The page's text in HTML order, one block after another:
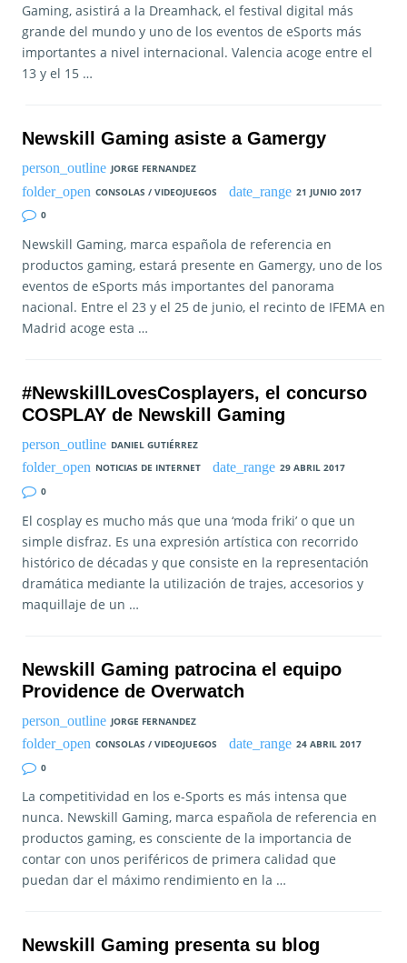
Gaming, asistirá a la Dreamhack, el festival digital más
grande del mundo y uno de los eventos de eSports más
importantes a nivel internacional. Valencia acoge entre el
13 y el 15 …
Newskill Gaming asiste a Gamergy
JORGE FERNANDEZ
CONSOLAS / VIDEOJUEGOS
21 JUNIO 2017
0
Newskill Gaming, marca española de referencia en
productos gaming, estará presente en Gamergy, uno de los
eventos de eSports más importantes del panorama
nacional. Entre el 23 y el 25 de junio, el recinto de IFEMA en
Madrid acoge esta …
#NewskillLovesCosplayers, el concurso
COSPLAY de Newskill Gaming
DANIEL GUTIÉRREZ
NOTICIAS DE INTERNET
29 ABRIL 2017
0
El cosplay es mucho más que una ‘moda friki’ o que un
simple disfraz. Es una expresión artística con recorrido
histórico de décadas y que consiste en la representación
dramática mediante la utilización de trajes, accesorios y
maquillaje de un …
Newskill Gaming patrocina el equipo
Providence de Overwatch
JORGE FERNANDEZ
CONSOLAS / VIDEOJUEGOS
24 ABRIL 2017
0
La competitividad en los e-Sports es más intensa que
nunca. Newskill Gaming, marca española de referencia en
productos gaming, es consciente de la importancia de
contar con unos periféricos de primera calidad que
puedan dar el máximo rendimiento en la …
Newskill Gaming presenta su blog